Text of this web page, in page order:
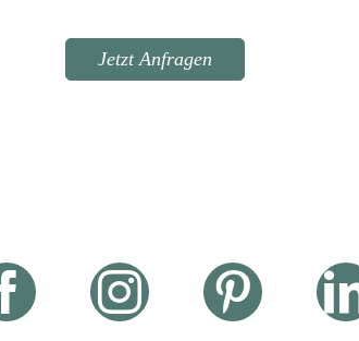
Jetzt Anfragen